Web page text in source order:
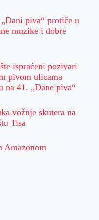
piva“ protiče u
muzike i dobre
ispraćeni pozivari
pivom ulicama
na 41. „Dane piva“
vožnje skutera na
Tisa
Amazonom